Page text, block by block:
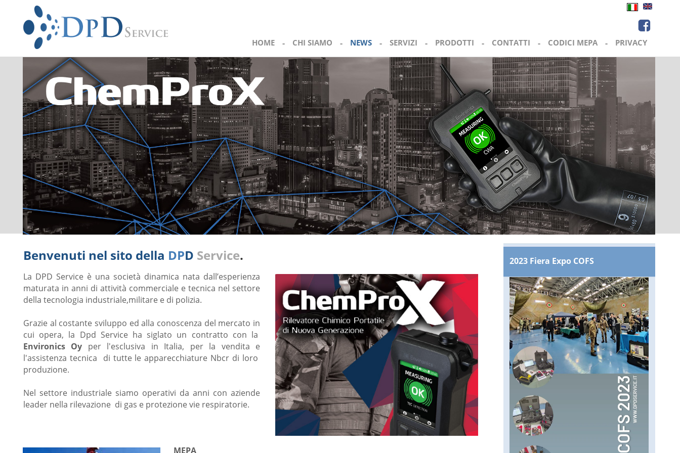
HOME - CHI SIAMO - NEWS - SERVIZI - PRODOTTI - CONTATTI - CODICI MEPA - PRIVACY
Benvenuti nel sito della DPD Service.
La DPD Service è una società dinamica nata dall’esperienza
maturata in anni di attività commerciale e tecnica nel settore
della tecnologia industriale,militare e di polizia.
Grazie al costante sviluppo ed alla conoscenza del mercato in
cui opera, la Dpd Service ha siglato un contratto con la
Environics Oy per l'esclusiva in Italia, per la vendita e
l'assistenza tecnica di tutte le apparecchiature Nbcr di loro
produzione.
Nel settore industriale siamo operativi da anni con aziende
leader nella rilevazione di gas e protezione vie respiratorie.
MEPA
21 FEBBRAIO 2018
Continua a leggere >>
2023 Fiera Expo COFS